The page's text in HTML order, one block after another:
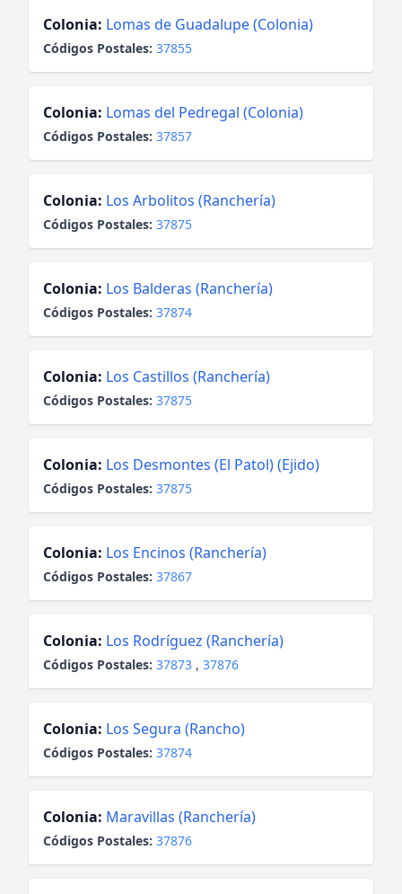
Colonia: Lomas de Guadalupe (Colonia)
Códigos Postales: 37855
Colonia: Lomas del Pedregal (Colonia)
Códigos Postales: 37857
Colonia: Los Arbolitos (Ranchería)
Códigos Postales: 37875
Colonia: Los Balderas (Ranchería)
Códigos Postales: 37874
Colonia: Los Castillos (Ranchería)
Códigos Postales: 37875
Colonia: Los Desmontes (El Patol) (Ejido)
Códigos Postales: 37875
Colonia: Los Encinos (Ranchería)
Códigos Postales: 37867
Colonia: Los Rodríguez (Ranchería)
Códigos Postales: 37873 , 37876
Colonia: Los Segura (Rancho)
Códigos Postales: 37874
Colonia: Maravillas (Ranchería)
Códigos Postales: 37876